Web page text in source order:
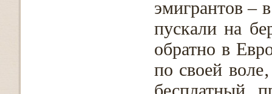
эмигрантов –
пускали на
обратно в
по своей